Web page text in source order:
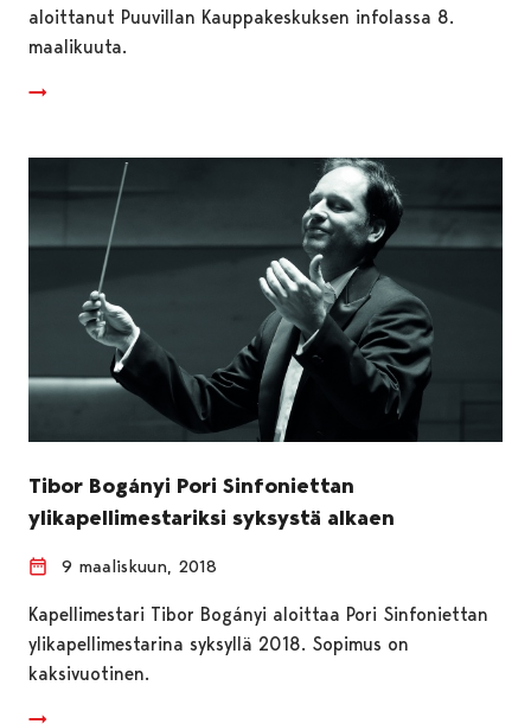
aloittanut Puuvillan Kauppakeskuksen infolassa 8.
maalikuuta.
Tibor Bogányi Pori Sinfoniettan
ylikapellimestariksi syksystä alkaen
9 maaliskuun, 2018
Kapellimestari Tibor Bogányi aloittaa Pori Sinfoniettan
ylikapellimestarina syksyllä 2018. Sopimus on
kaksivuotinen.